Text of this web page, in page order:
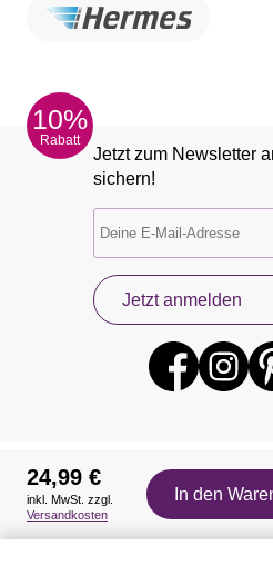
10%
Rabatt
Jetzt zum Newsletter
sichern!
Jetzt anmelden
Auszeichnungen
24,99 €
inkl. MwSt. zzgl.
Versandkosten
In den